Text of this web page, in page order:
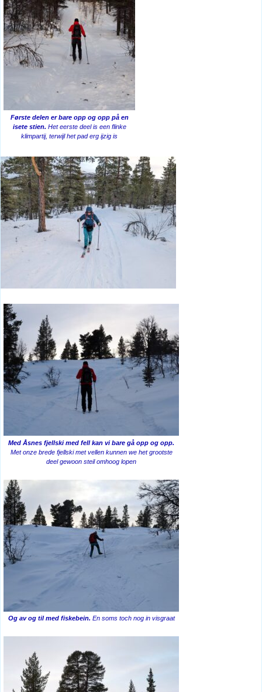
Første delen er bare opp og opp på en
isete stien. Het eerste deel is een flinke
klimpartij, terwijl het pad erg ijzig is
Med Åsnes fjellski med fell kan vi bare gå opp og opp.
Met onze brede fjellski met vellen kunnen we het grootste
deel gewoon steil omhoog lopen
Og av og til med fiskebein. En soms toch nog in visgraat